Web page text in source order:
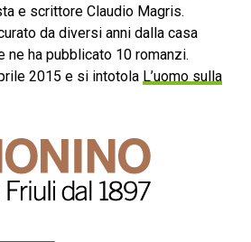
e scrittore Claudio Magris.
da diversi anni dalla casa
ne ha pubblicato 10 romanzi.
2015 e si intotola L’uomo sulla